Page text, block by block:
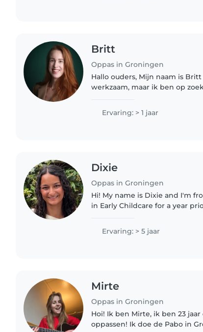
Britt
Oppas in Groningen
Hallo ouders, Mijn naam is Britt en ik ben momenteel
werkzaam, maar ik ben op
doen. Een paar jaar..
Ervaring: > 1 jaar
Dixie
Oppas in Groningen
Hi! My name is Dixie and I'm
in Early Childcare for a year
Ervaring: > 5 jaar
Mirte
Oppas in Groningen
Hoi! Ik ben Mirte, ik ben 23
oppassen! Ik doe de Pabo in Groningen en ik zit in mijn